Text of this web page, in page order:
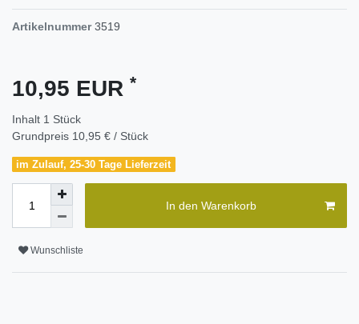
Artikelnummer 3519
10,95 EUR *
Inhalt 1 Stück
Grundpreis 10,95 € / Stück
im Zulauf, 25-30 Tage Lieferzeit
In den Warenkorb
Wunschliste